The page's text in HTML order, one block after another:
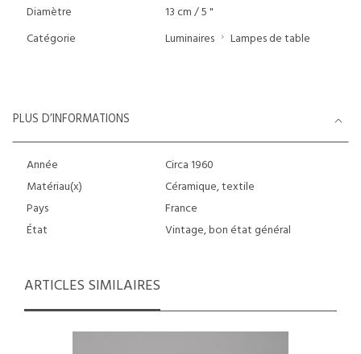
Diamètre
13 cm / 5 "
Catégorie
Luminaires Lampes de table
PLUS D’INFORMATIONS
Année
Circa 1960
Matériau(x)
Céramique, textile
Pays
France
État
Vintage, bon état général
ARTICLES SIMILAIRES